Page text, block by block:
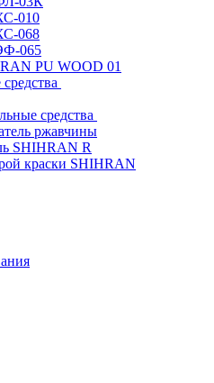
010
068
065
PU WOOD 01
средства
ржавчины
SHIHRAN R
краски SHIHRAN